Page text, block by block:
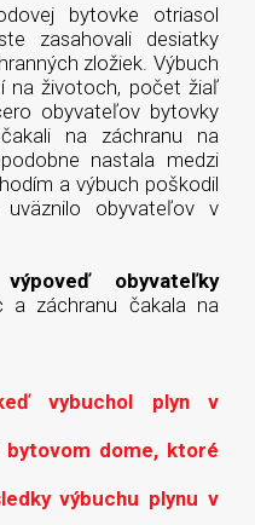
bytovke otriasol
zasahovali desiatky
zložiek. Výbuch
na životoch, počet žiaľ
obyvateľov bytovky
na záchranu na
nastala medzi
a výbuch poškodil
obyvateľov v
obyvateľky
a záchranu čakala na
vybuchol plyn v
bytovom dome, ktoré
výbuchu plynu v